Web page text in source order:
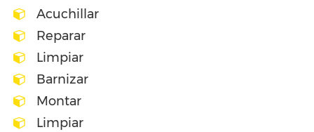
Acuchillar
Reparar
Limpiar
Barnizar
Montar
Limpiar